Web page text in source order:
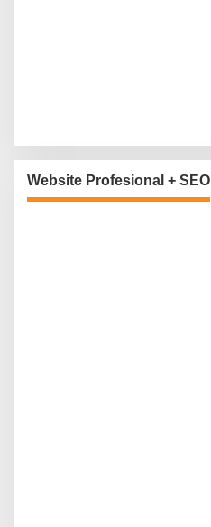
Website Profesional + SEO